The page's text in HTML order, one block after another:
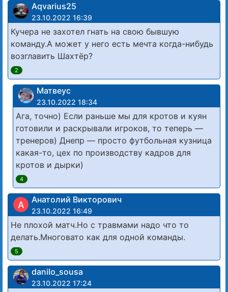
Aqvarius25
23.10.2022 16:39
Кучера не захотел гнать на свою бывшую
команду.А может у него есть мечта когда-нибудь
возглавить Шахтёр?
2
Матвеус
23.10.2022 18:34
Ага, точно) Если раньше мы для кротов и куян
готовили и раскрывали игроков, то теперь —
тренеров) Днепр — просто футбольная кузница
какая-то, цех по производству кадров для
кротов и дырки)
4
А Анатолий Викторович
23.10.2022 16:49
Не плохой матч.Но с травмами надо что то
делать.Многовато как для одной команды.
5
danilo_sousa
23.10.2022 17:24